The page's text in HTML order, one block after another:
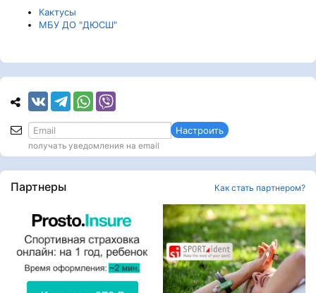
Кактусы
МБУ ДО "ДЮСШ"
Настроить
получать уведомления на email
Партнеры Как стать партнером?